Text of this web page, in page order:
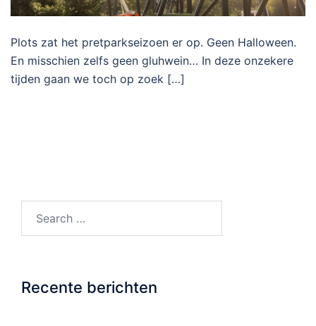
Plots zat het pretparkseizoen er op. Geen Halloween.
En misschien zelfs geen gluhwein… In deze onzekere
tijden gaan we toch op zoek […]
Recente berichten